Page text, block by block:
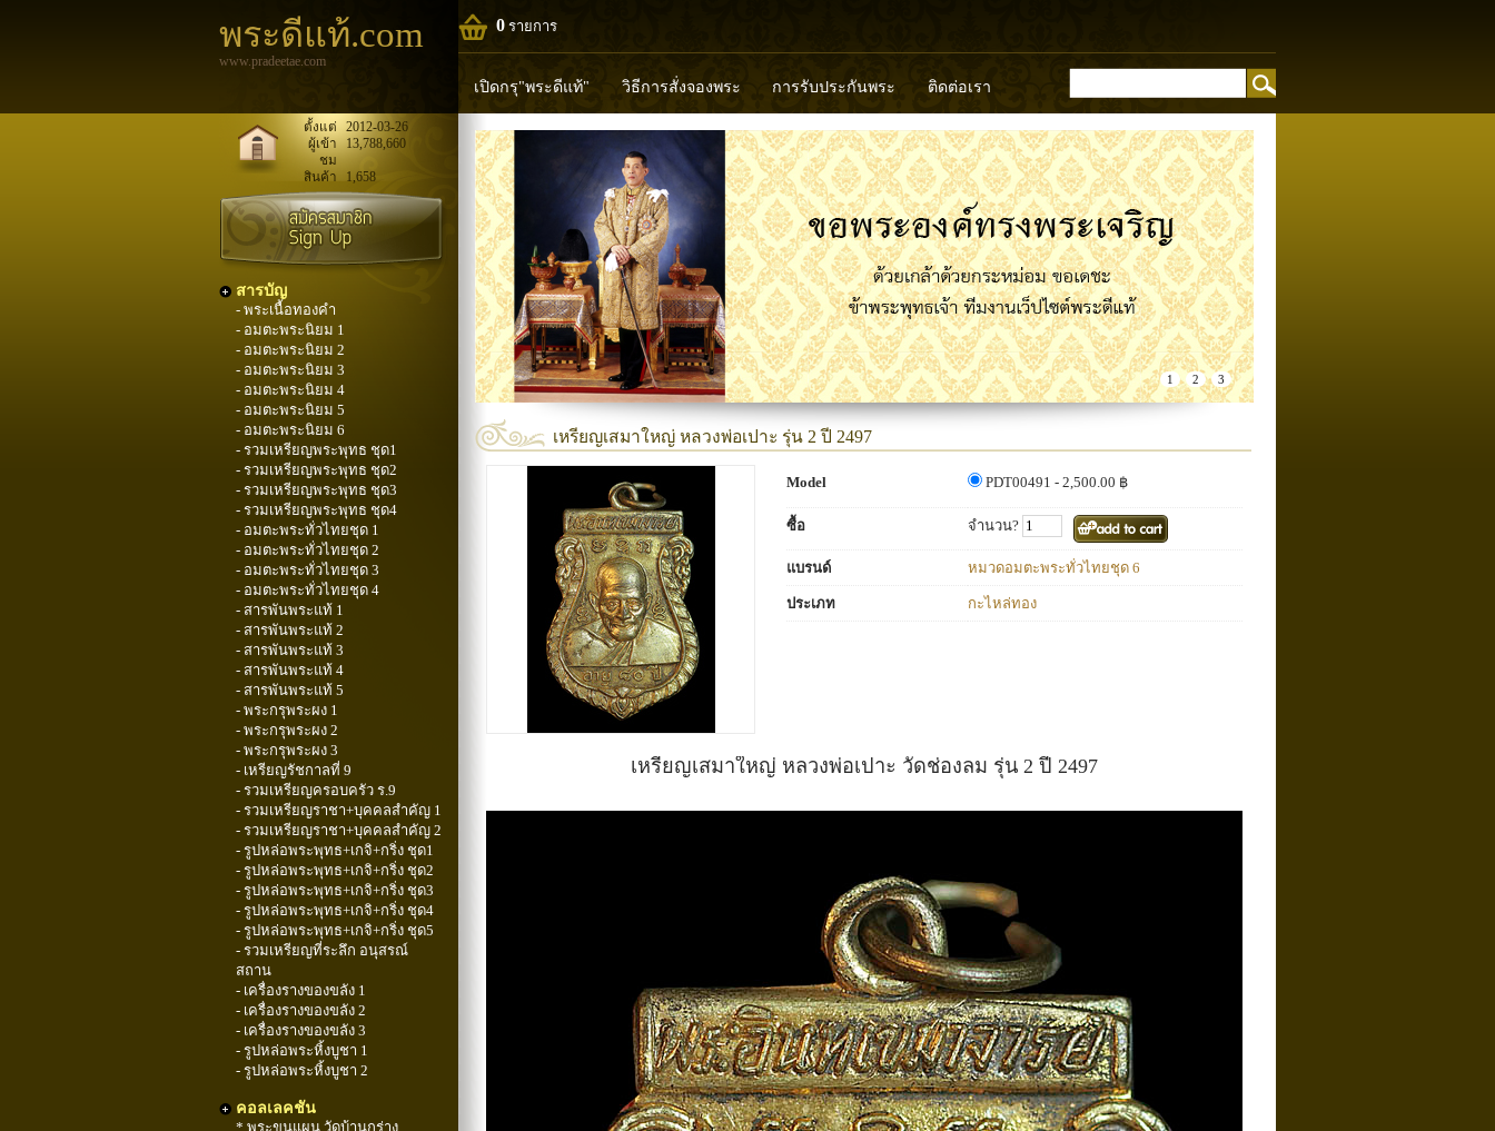
พระดีแท้.com
www.pradeetae.com
0 รายการ
เปิดกรุ"พระดีแท้" วิธีการสั่งจองพระ การรับประกันพระ ติดต่อเรา
หลวงพ่อทวด หลวงปู่ทิม หลวงพ่อคูณ หลวงพ่อมุ่ย หลวงพ่อปล้อง
พระพุทธวิริยากร
ตั้งแต่
2012-03-26
ผู้เข้า
ชม
13,788,660
สินค้า 1,658
สารบัญ
- พระเนื้อทองคำ
- อมตะพระนิยม 1
- อมตะพระนิยม 2
- อมตะพระนิยม 3
- อมตะพระนิยม 4
- อมตะพระนิยม 5
- อมตะพระนิยม 6
- รวมเหรียญพระพุทธ ชุด1
- รวมเหรียญพระพุทธ ชุด2
- รวมเหรียญพระพุทธ ชุด3
- รวมเหรียญพระพุทธ ชุด4
- อมตะพระทั่วไทยชุด 1
- อมตะพระทั่วไทยชุด 2
- อมตะพระทั่วไทยชุด 3
- อมตะพระทั่วไทยชุด 4
- สารพันพระแท้ 1
- สารพันพระแท้ 2
- สารพันพระแท้ 3
- สารพันพระแท้ 4
- สารพันพระแท้ 5
- พระกรุพระผง 1
- พระกรุพระผง 2
- พระกรุพระผง 3
- เหรียญรัชกาลที่ 9
- รวมเหรียญครอบครัว ร.9
- รวมเหรียญราชา+บุคคลสำคัญ 1
- รวมเหรียญราชา+บุคคลสำคัญ 2
- รูปหล่อพระพุทธ+เกจิ+กริ่ง ชุด1
- รูปหล่อพระพุทธ+เกจิ+กริ่ง ชุด2
- รูปหล่อพระพุทธ+เกจิ+กริ่ง ชุด3
- รูปหล่อพระพุทธ+เกจิ+กริ่ง ชุด4
- รูปหล่อพระพุทธ+เกจิ+กริ่ง ชุด5
- รวมเหรียญที่ระลึก อนุสรณ์
สถาน
- เครื่องรางของขลัง 1
- เครื่องรางของขลัง 2
- เครื่องรางของขลัง 3
- รูปหล่อพระหิ้งบูชา 1
- รูปหล่อพระหิ้งบูชา 2
คอลเลคชัน
* พระขุนแผน วัดบ้านกร่าง
1 2 3
เหรียญเสมาใหญ่ หลวงพ่อเปาะ รุ่น 2 ปี 2497
Model PDT00491 - 2,500.00 ฿
ซื้อ จำนวน?
แบรนด์ หมวดอมตะพระทั่วไทยชุด 6
ประเภท กะไหล่ทอง
เหรียญเสมาใหญ่ หลวงพ่อเปาะ วัดช่องลม รุ่น 2 ปี 2497